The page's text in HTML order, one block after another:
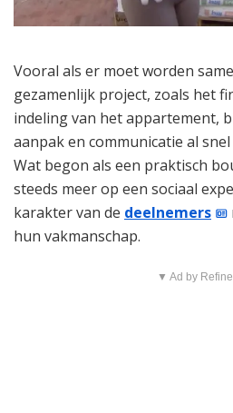
Vooral als er moet worden
gezamenlijk project, zoals het
indeling van het appartement,
aanpak en communicatie al
Wat begon als een praktisch
steeds meer op een sociaal
karakter van de deelnemers
hun vakmanschap.
▼ Ad by